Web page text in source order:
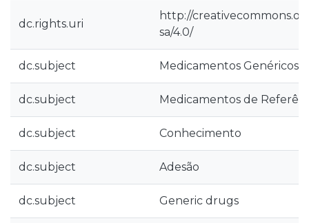
dc.rights.uri
http://
sa/4.0/
dc.subject Medicamentos Genéricos
dc.subject Medicamentos de
dc.subject Conhecimento
dc.subject Adesão
dc.subject Generic drugs